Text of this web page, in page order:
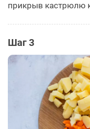
прикрыв кастрюлю
Шаг 3